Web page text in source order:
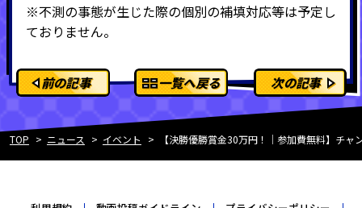
※不測の事態が生じた際の個別の補填対応等は予定し
ておりません。
前の記事 一覧へ戻る 次の記事
TOP ニュース イベント 【決勝優勝賞金30万円！｜参加費無料】チ